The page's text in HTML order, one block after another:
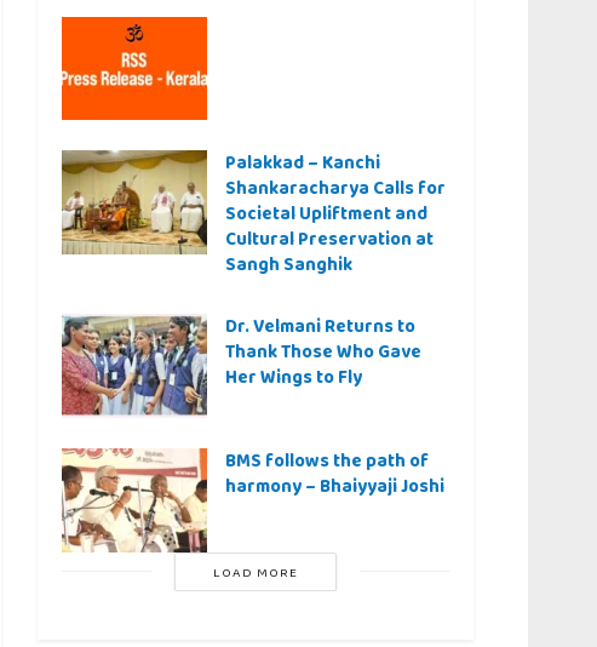
Palakkad – Kanchi
Shankaracharya Calls for
Societal Upliftment and
Cultural Preservation at
Sangh Sanghik
Dr. Velmani Returns to
Thank Those Who Gave
Her Wings to Fly
BMS follows the path of
harmony – Bhaiyyaji Joshi
LOAD MORE